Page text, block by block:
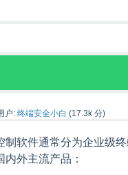
户: 终端安全小白 (17.3k 分)
制软件通常分为企业级
内外主流产品：